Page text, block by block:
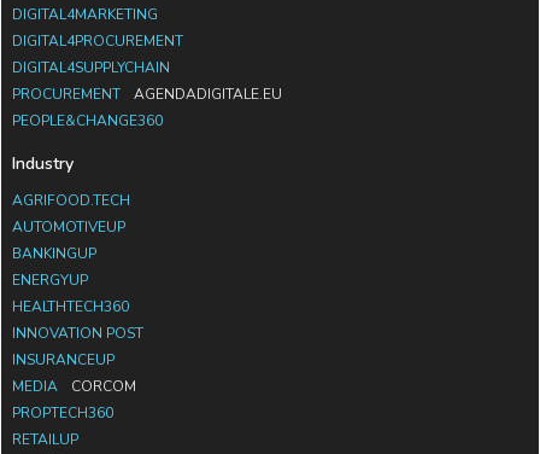
DIGITAL4MARKETING
DIGITAL4PROCUREMENT
DIGITAL4SUPPLYCHAIN
PROCUREMENT
AGENDADIGITALE.EU
PEOPLE&CHANGE360
Industry
AGRIFOOD.TECH
AUTOMOTIVEUP
BANKINGUP
ENERGYUP
HEALTHTECH360
INNOVATION POST
INSURANCEUP
MEDIA
CORCOM
PROPTECH360
RETAILUP